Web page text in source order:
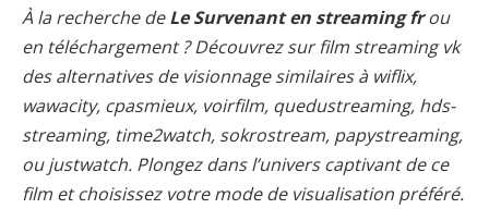
À la recherche deLe Survenant en streaming frou
en téléchargement ? Découvrez sur film streaming vk
des alternatives de visionnage similaires à wiflix,
wawacity, cpasmieux, voirfilm, quedustreaming, hds-
streaming, time2watch, sokrostream, papystreaming,
ou justwatch. Plongez dans l’univers captivant de ce
film et choisissez votre mode de visualisation préféré.